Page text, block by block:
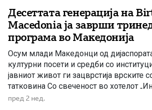
Десеттата генерација на
Macedonia ја заврши
програма во Македонија
Осум млади Македонци од
културни посети и средби со
јавниот живот ги зацврстија врските
татковина Со свеченост во хотелот
Охрид беше затворено јубилејното
пред 2 нед.